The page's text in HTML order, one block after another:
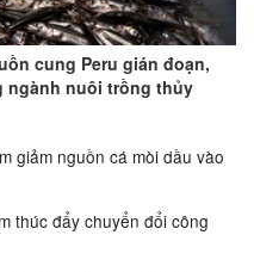
cung Peru gián đoạn,
ngành nuôi trồng thủy
giảm nguồn cá mòi dầu vào
thúc đẩy chuyển đổi công